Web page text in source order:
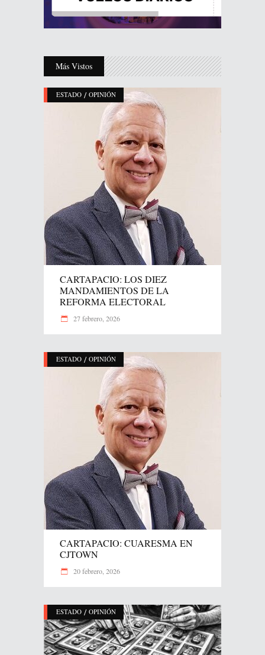
Más Vistos
ESTADO / OPINIÓN
CARTAPACIO: LOS DIEZ
MANDAMIENTOS DE LA
REFORMA ELECTORAL
27 febrero, 2026
ESTADO / OPINIÓN
CARTAPACIO: CUARESMA EN
CJTOWN
20 febrero, 2026
ESTADO / OPINIÓN